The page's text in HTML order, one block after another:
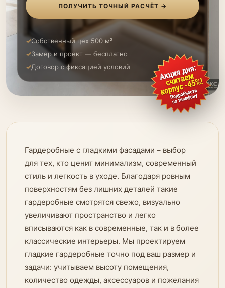
ПОЛУЧИТЬ ТОЧНЫЙ РАСЧЁТ →
Собственный цех 500 м²
Замер и проект — бесплатно
Договор с фиксацией условий
Гардеробные с гладкими фасадами – выбор
для тех, кто ценит минимализм, современный
стиль и легкость в уходе. Благодаря ровным
поверхностям без лишних деталей такие
гардеробные смотрятся свежо, визуально
увеличивают пространство и легко
вписываются как в современные, так и в более
классические интерьеры. Мы проектируем
гладкие гардеробные точно под ваш размер и
задачи: учитываем высоту помещения,
количество одежды, аксессуаров и пожелания